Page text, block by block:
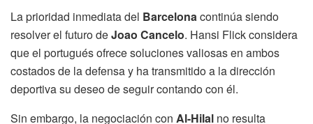
La prioridad inmediata del Barcelonacontinúa siendo
resolver el futuro deJoao Cancelo. Hansi Flick considera
que el portugués ofrece soluciones valiosas en ambos
costados de la defensa y ha transmitido a la dirección
deportiva su deseo de seguir contando con él.
Sin embargo, la negociación con Al-Hilal no resulta